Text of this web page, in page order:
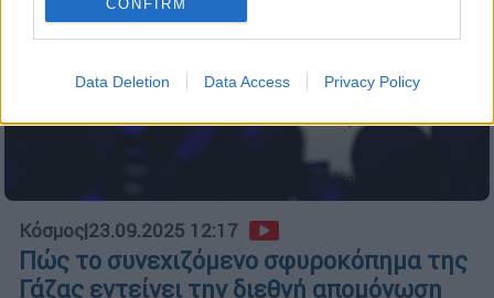
CONFIRM
Data Deletion Data Access Privacy Policy
Κόσμος|23.09.2025 12:17
Πώς το συνεχιζόμενο σφυροκόπημα της
Γάζας εντείνει την διεθνή απομόνωση